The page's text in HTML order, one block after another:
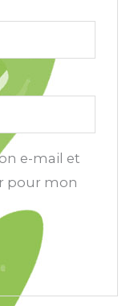
e-mail et
pour mon